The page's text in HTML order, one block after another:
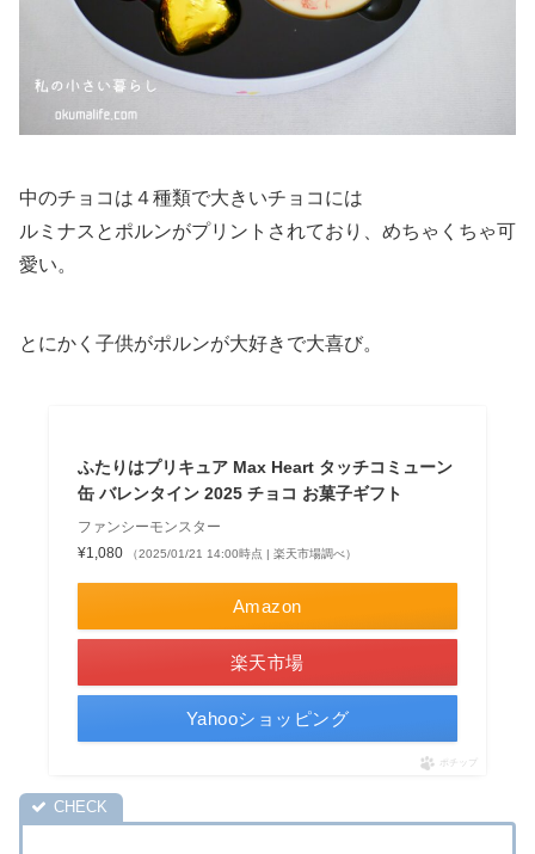
中のチョコは４種類で大きいチョコには
ルミナスとポルンがプリントされており、めちゃくちゃ可
愛い。
とにかく子供がポルンが大好きで大喜び。
ふたりはプリキュア Max Heart タッチコミューン
缶 バレンタイン 2025 チョコ お菓子ギフト
ファンシーモンスター
¥1,080
（2025/01/21 14:00時点 | 楽天市場調べ）
Amazon
楽天市場
Yahooショッピング
ポチップ